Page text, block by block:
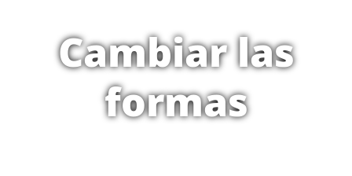
Cambiar las
formas